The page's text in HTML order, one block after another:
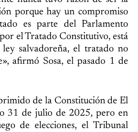
porque hay un compromiso
es parte del Parlamento
el Tratado Constitutivo, está
salvadoreña, el tratado no
afirmó Sosa, el pasado 1 de
de la Constitución de El
31 de julio de 2025, pero en
de elecciones, el Tribunal